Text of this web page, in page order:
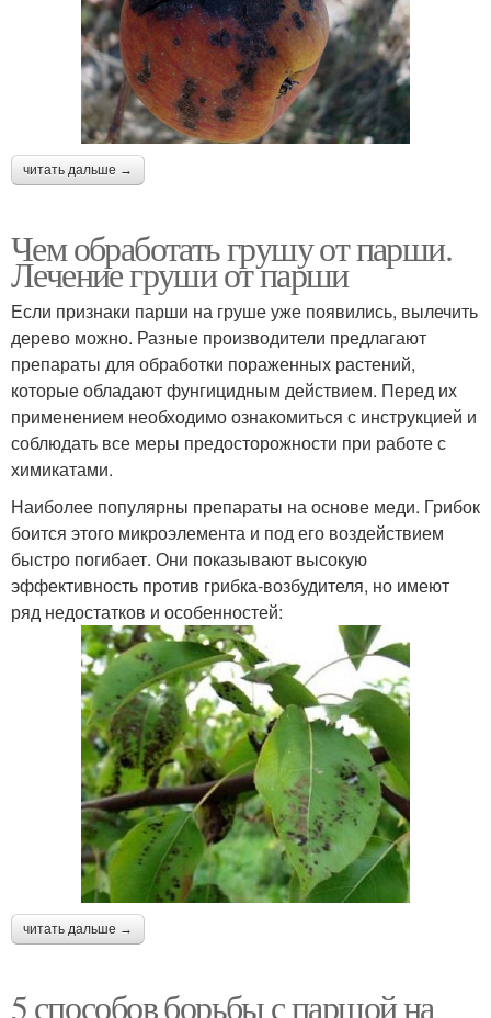
читать дальше →
Чем обработать грушу от парши.
Лечение груши от парши
Если признаки парши на груше уже появились, вылечить
дерево можно. Разные производители предлагают
препараты для обработки пораженных растений,
которые обладают фунгицидным действием. Перед их
применением необходимо ознакомиться с инструкцией и
соблюдать все меры предосторожности при работе с
химикатами.
Наиболее популярны препараты на основе меди. Грибок
боится этого микроэлемента и под его воздействием
быстро погибает. Они показывают высокую
эффективность против грибка-возбудителя, но имеют
ряд недостатков и особенностей:
читать дальше →
5 способов борьбы с паршой на